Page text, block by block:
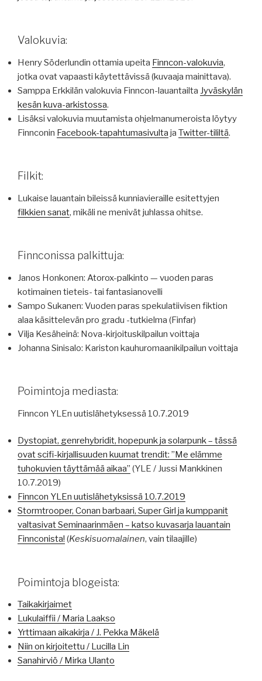
Valokuvia:
Henry Söderlundin ottamia upeita Finncon-valokuvia,
jotka ovat vapaasti käytettävissä (kuvaaja mainittava).
Samppa Erkkilän valokuvia Finncon-lauantailta Jyväskylän
kesän kuva-arkistossa.
Lisäksi valokuvia muutamista ohjelmanumeroista löytyy
Finnconin Facebook-tapahtumasivulta ja Twitter-tililtä.
Filkit:
Lukaise lauantain bileissä kunniavieraille esitettyjen
filkkien sanat, mikäli ne menivät juhlassa ohitse.
Finnconissa palkittuja:
Janos Honkonen: Atorox-palkinto — vuoden paras
kotimainen tieteis- tai fantasianovelli
Sampo Sukanen: Vuoden paras spekulatiivisen fiktion
alaa käsittelevän pro gradu -tutkielma (Finfar)
Vilja Kesäheinä: Nova-kirjoituskilpailun voittaja
Johanna Sinisalo: Kariston kauhuromaanikilpailun voittaja
Poimintoja mediasta:
Finncon YLEn uutislähetyksessä 10.7.2019
Dystopiat, genrehybridit, hopepunk ja solarpunk – tässä
ovat scifi-kirjallisuuden kuumat trendit: ”Me elämme
tuhokuvien täyttämää aikaa” (YLE / Jussi Mankkinen
10.7.2019)
Finncon YLEn uutislähetyksissä 10.7.2019
Stormtrooper, Conan barbaari, Super Girl ja kumppanit
valtasivat Seminaarinmäen – katso kuvasarja lauantain
Finnconista! (Keskisuomalainen, vain tilaajille)
Poimintoja blogeista:
Taikakirjaimet
Lukulaiffii / Maria Laakso
Yrttimaan aikakirja / J. Pekka Mäkelä
Niin on kirjoitettu / Lucilla Lin
Sanahirviö / Mirka Ulanto